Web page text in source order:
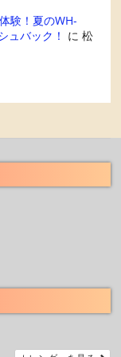
験！夏のWH-
ュバック！ に松